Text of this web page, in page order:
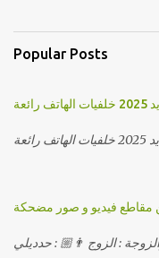
Popular Posts
مقاطع فيديو و صور مضحكة
: الزوج 👨🏼 : حدديلي